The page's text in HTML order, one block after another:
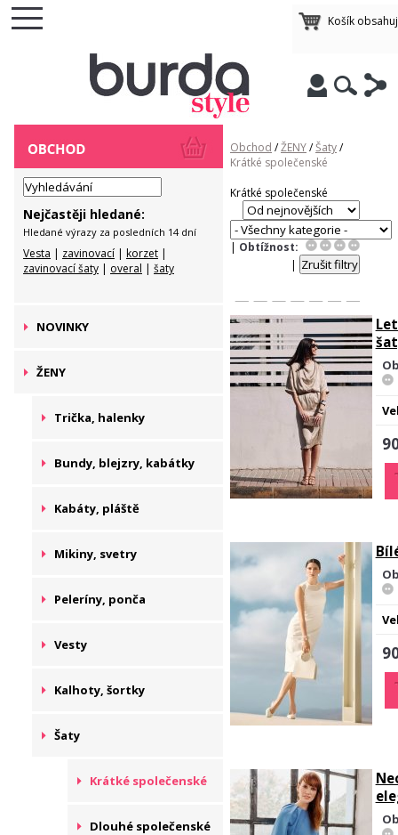
Košík
Nejčastěji hledané:
Hledané výrazy za posledních 14 dní
Vesta | zavinovací | korzet |
zavinovací šaty | overal | šaty
NOVINKY
ŽENY
Trička, halenky
Bundy, blejzry, kabátky
Kabáty, pláště
Mikiny, svetry
Peleríny, ponča
Vesty
Kalhoty, šortky
Šaty
Krátké společenské
Dlouhé společenské
Obchod /ŽENY/Šaty/
Krátké společenské
Krátké společenské
| Obtížnost:
|